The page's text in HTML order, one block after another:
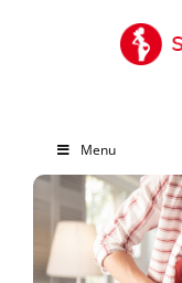
Menu